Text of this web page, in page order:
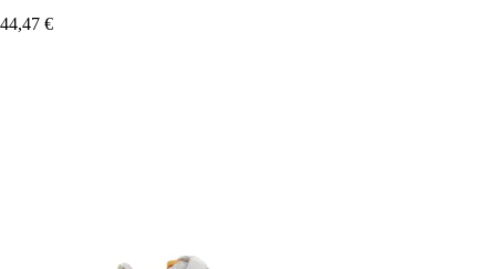
44,47 €